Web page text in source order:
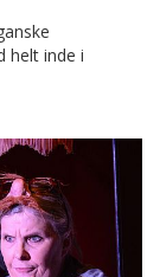
helt inde i